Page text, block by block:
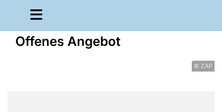
Offenes Angebot
© ZAP